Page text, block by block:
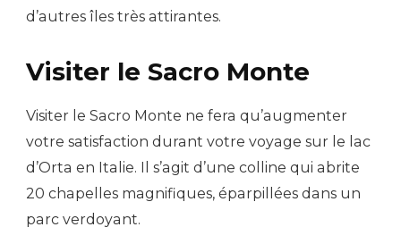
d’autres îles très attirantes.
Visiter le Sacro Monte
Visiter le Sacro Monte ne fera qu’augmenter
votre satisfaction durant votre voyage sur le lac
d’Orta en Italie. Il s’agit d’une colline qui abrite
20 chapelles magnifiques, éparpillées dans un
parc verdoyant.